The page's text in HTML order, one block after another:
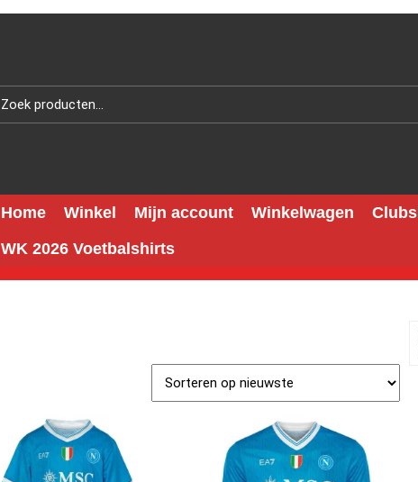
Home Winkel Mijn account Winkelwagen
WK 2026 Voetbalshirts